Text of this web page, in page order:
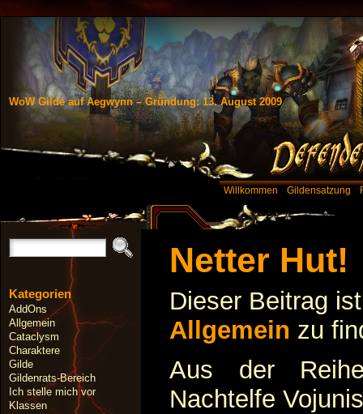
WoW Gilde auf Aegwynn – Gründung: 13. August 2009
Willkommen Gildensatzung
Kategorien
AddOns
Allgemein
Cataclysm
Charaktere
Gilde
Gildenrats-Bereich
Ich stelle mich vor
Klassen
Netter Hut!
Dieser Beitrag
Allgemein zu
Aus der
Nachtelfe